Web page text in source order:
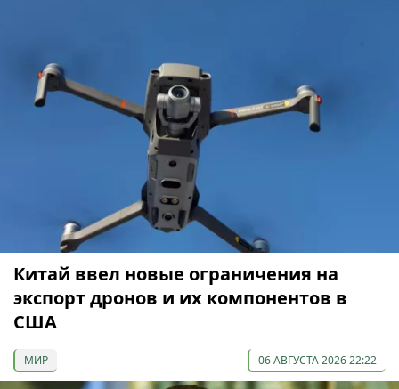
Китай ввел новые ограничения на
экспорт дронов и их компонентов в
США
МИР 06 АВГУСТА 2026 22:22